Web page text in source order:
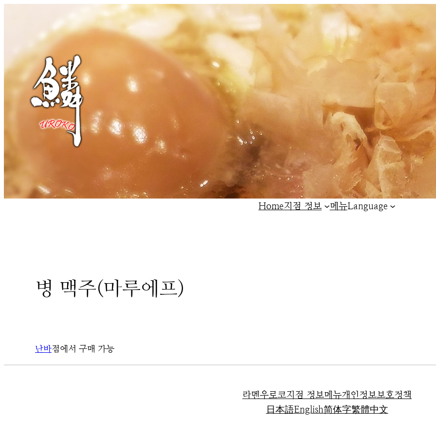
바
로
Home지점 정보 메뉴Language
병 맥주(마루에프)
난바점에서 구매 가능
라멘우로코지점 정보메뉴개인정보보호정책
日本語English简体字繁體中文